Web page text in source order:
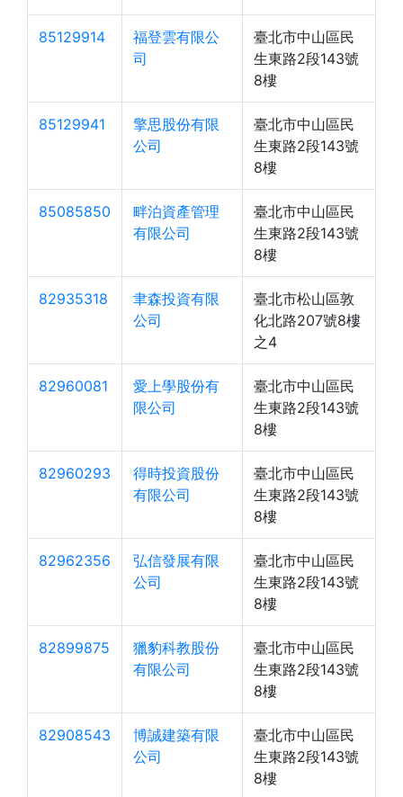
85129914
福登雲有限公
司
臺北市中山區民
生東路2段143號
8樓
85129941
擎思股份有限
公司
臺北市中山區民
生東路2段143號
8樓
85085850
畔泊資產管理
有限公司
臺北市中山區民
生東路2段143號
8樓
82935318
聿森投資有限
公司
臺北市松山區敦
化北路207號8樓
之4
82960081
愛上學股份有
限公司
臺北市中山區民
生東路2段143號
8樓
82960293
得時投資股份
有限公司
臺北市中山區民
生東路2段143號
8樓
82962356
弘信發展有限
公司
臺北市中山區民
生東路2段143號
8樓
82899875
獵豹科教股份
有限公司
臺北市中山區民
生東路2段143號
8樓
82908543
博誠建築有限
公司
臺北市中山區民
生東路2段143號
8樓